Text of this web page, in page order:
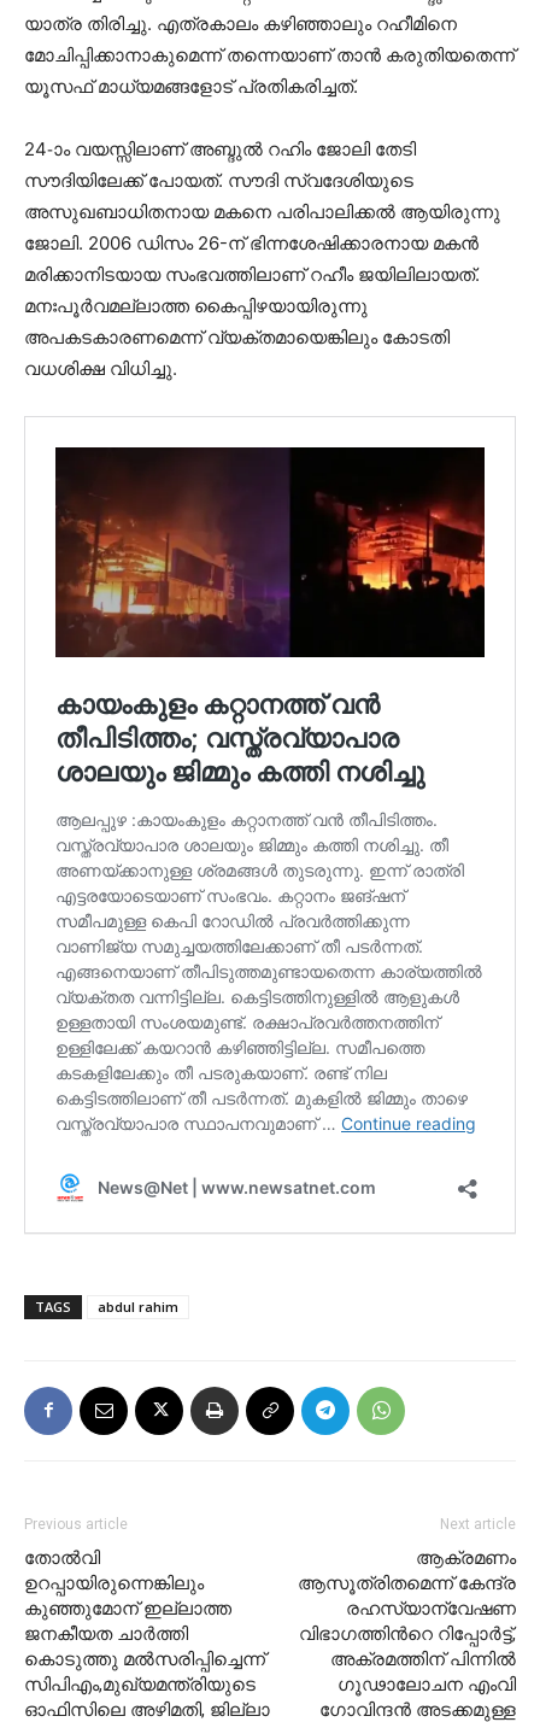
യാത്ര തിരിച്ചു. എത്രകാലം കഴിഞ്ഞാലും റഹീമിനെ
മോചിപ്പിക്കാനാകുമെന്ന് തന്നെയാണ് താൻ കരുതിയതെന്ന്
യൂസഫ് മാധ്യമങ്ങളോട് പ്രതികരിച്ചത്.
24-ാം വയസ്സിലാണ് അബ്ദുൽ റഹിം ജോലി തേടി
സൗദിയിലേക്ക് പോയത്. സൗദി സ്വദേശിയുടെ
അസുഖബാധിതനായ മകനെ പരിപാലിക്കല്‍ ആയിരുന്നു
ജോലി. 2006 ഡിസം 26-ന് ഭിന്നശേഷിക്കാരനായ മകന്‍
മരിക്കാനിടയായ സംഭവത്തിലാണ് റഹീം ജയിലിലായത്.
മനഃപൂര്‍വമല്ലാത്ത കൈപ്പിഴയായിരുന്നു
അപകടകാരണമെന്ന് വ്യക്തമായെങ്കിലും കോടതി
വധശിക്ഷ വിധിച്ചു.
TAGS abdul rahim
Previous article
തോൽവി
ഉറപ്പായിരുന്നെങ്കിലും
കുഞ്ഞുമോന് ഇല്ലാത്ത
ജനകീയത ചാർത്തി
കൊടുത്തു മല്‍സരിപ്പിച്ചെന്ന്
സിപിഎം,മുഖ്യമന്ത്രിയുടെ
ഓഫിസിലെ അഴിമതി, ജില്ലാ
Next article
ആക്രമണം
ആസൂത്രിതമെന്ന് കേന്ദ്ര
രഹസ്യാന്വേഷണ
വിഭാഗത്തിന്‍റെ റിപ്പോര്‍ട്ട്,
അക്രമത്തിന് പിന്നില്‍
ഗൂഢാലോചന എംവി
ഗോവിന്ദന്‍ അടക്കമുള്ള